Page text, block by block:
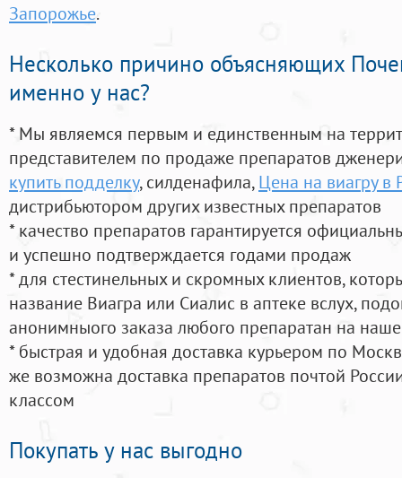
Запорожье.
Несколько причино объясняющих
именно у нас?
* Мы являемся первым и единственным на
представителем по продаже препаратов
купить подделку, силденафила, Цена на виагру в
дистрибьютором других известных препаратов
* качество препаратов гарантируется
и успешно подтверждается годами продаж
* для стестинельных и скромных клиентов,
название Виагра или Сиалис в аптеке вслух,
анонимныого заказа любого препаратан на
* быстрая и удобная доставка курьером по
же возможна доставка препаратов почтой
классом
Покупать у нас выгодно